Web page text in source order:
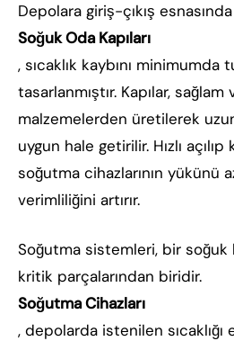
Depolara giriş-çıkış
Soğuk Oda Kapıları
, sıcaklık kaybını
tasarlanmıştır. Kapılar, sağlam
malzemelerden üretilerek
uygun hale getirilir. Hızlı
soğutma cihazlarının yükünü
verimliliğini artırır.
Soğutma sistemleri, bir
kritik parçalarından biridir.
Soğutma Cihazları
, depolarda istenilen